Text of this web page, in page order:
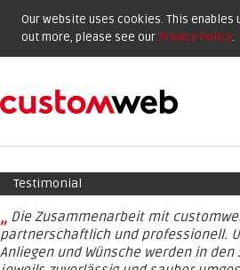
Our website uses cookies. This
out more, please see our Privacy Policy.
Testimonial
„ Die Zusammenarbeit mit
partnerschaftlich und professionell.
Anliegen und Wünsche werden in den